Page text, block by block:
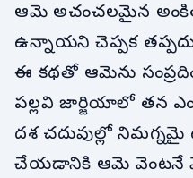
ఆమె అచంచలమైన
ఉన్నాయని చెప్పక
ఈ కథతో ఆమెను
పల్లవి జార్జియాలో తన
దశ చదువుల్లో
చేయడానికి ఆమె వెంటనే